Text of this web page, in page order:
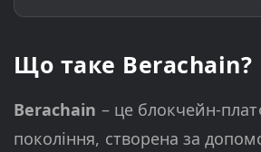
Що таке Berachain?
Berachain – це блокчейн-
покоління, створена за